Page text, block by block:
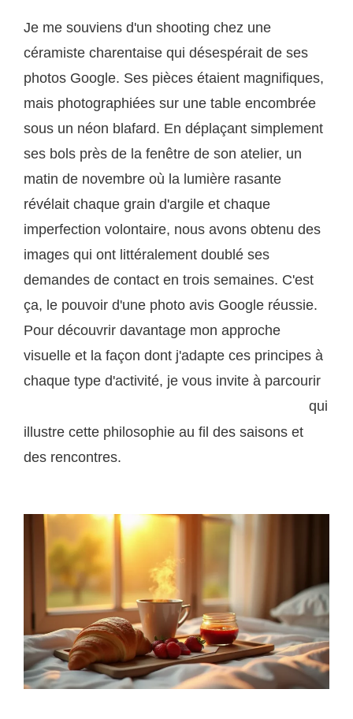
Je me souviens d'un shooting chez une
céramiste charentaise qui désespérait de ses
photos Google. Ses pièces étaient magnifiques,
mais photographiées sur une table encombrée
sous un néon blafard. En déplaçant simplement
ses bols près de la fenêtre de son atelier, un
matin de novembre où la lumière rasante
révélait chaque grain d'argile et chaque
imperfection volontaire, nous avons obtenu des
images qui ont littéralement doublé ses
demandes de contact en trois semaines. C'est
ça, le pouvoir d'une photo avis Google réussie.
Pour découvrir davantage mon approche
visuelle et la façon dont j'adapte ces principes à
chaque type d'activité, je vous invite à parcourir
qui
illustre cette philosophie au fil des saisons et
des rencontres.